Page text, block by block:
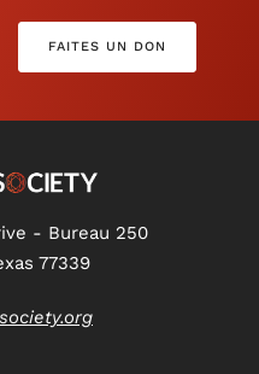
FAITES UN DON
- Bureau 250
77339